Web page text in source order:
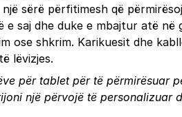
sërë përfitimesh që
e saj dhe duke e mbajtur atë
ose shkrim. Karikuesit dhe
lëvizjes.
për tablet për të
një përvojë të personalizuar